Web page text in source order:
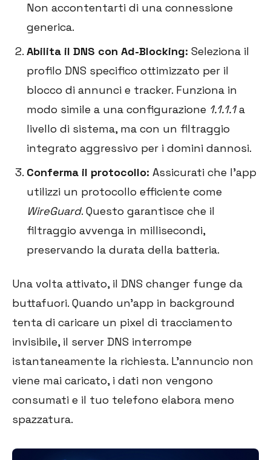
Non accontentarti di una connessione
generica.
Abilita il DNS con Ad-Blocking: Seleziona il
profilo DNS specifico ottimizzato per il
blocco di annunci e tracker. Funziona in
modo simile a una configurazione 1.1.1.1a
livello di sistema, ma con un filtraggio
integrato aggressivo per i domini dannosi.
Conferma il protocollo: Assicurati che l'app
utilizzi un protocollo efficiente come
WireGuard. Questo garantisce che il
filtraggio avvenga in millisecondi,
preservando la durata della batteria.
Una volta attivato, il DNS changer funge da
buttafuori. Quando un'app in background
tenta di caricare un pixel di tracciamento
invisibile, il server DNS interrompe
istantaneamente la richiesta. L'annuncio non
viene mai caricato, i dati non vengono
consumati e il tuo telefono elabora meno
spazzatura.